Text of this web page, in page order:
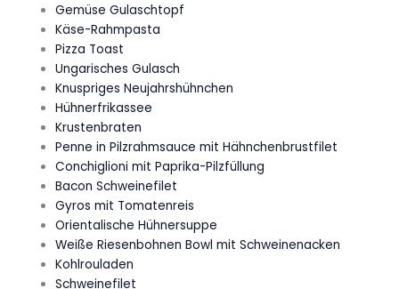
Gemüse Gulaschtopf
Käse-Rahmpasta
Pizza Toast
Ungarisches Gulasch
Knuspriges Neujahrshühnchen
Hühnerfrikassee
Krustenbraten
Penne in Pilzrahmsauce mit Hähnchenbrustfilet
Conchiglioni mit Paprika-Pilzfüllung
Bacon Schweinefilet
Gyros mit Tomatenreis
Orientalische Hühnersuppe
Weiße Riesenbohnen Bowl mit Schweinenacken
Kohlrouladen
Schweinefilet